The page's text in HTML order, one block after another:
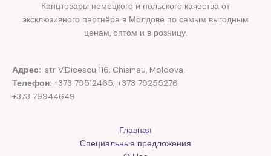
Канцтовары немецкого и польского качества от
эксклюзивного партнёра в Молдове по самым выгодным
ценам, оптом и в розницу.
Адрес: str V.Dicescu 116, Chisinau, Moldova.
Телефон: +373 79512465; +373 79255276
+373 79944649
Главная
Специальные предложения